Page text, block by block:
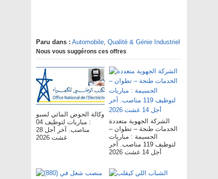
Paru dans : Automobile, Qualité & Génie Industriel
Nous vous suggérons ces offres
وكالة الحوض المائي لسبو
: مباريات لتوظيف 04
مناصب. آخر أجل 28
غشت 2026
الشركة الجهوية متعددة
الخدمات طنجة – تطوان –
الحسيمة : مباريات
لتوظيف 119 مناصب. آخر
أجل 14 غشت 2026